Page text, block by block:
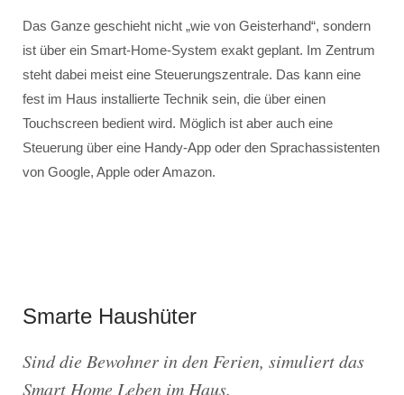
Das Ganze geschieht nicht „wie von Geisterhand“, sondern
ist über ein Smart-Home-System exakt geplant. Im Zentrum
steht dabei meist eine Steuerungszentrale. Das kann eine
fest im Haus installierte Technik sein, die über einen
Touchscreen bedient wird. Möglich ist aber auch eine
Steuerung über eine Handy-App oder den Sprachassistenten
von Google, Apple oder Amazon.
Smarte Haushüter
Sind die Bewohner in den Ferien, simuliert das
Smart Home Leben im Haus.